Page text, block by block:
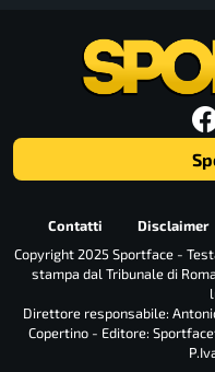
Contatti Disclaimer
Copyright 2025 Sportface -
stampa dal Tribunale di
Direttore responsabile:
Copertino - Editore: